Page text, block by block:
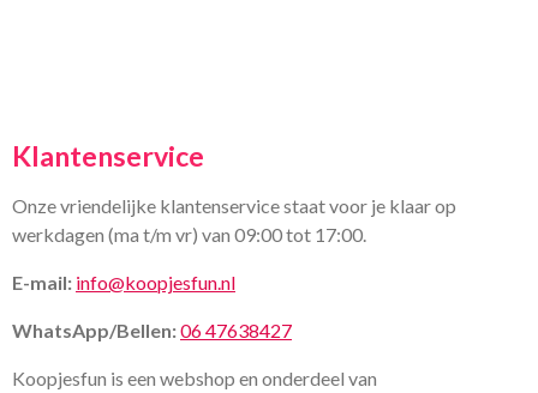
Klantenservice
Onze vriendelijke klantenservice staat voor je klaar op
werkdagen (ma t/m vr) van 09:00 tot 17:00.
E-mail: info@koopjesfun.nl
WhatsApp/Bellen:06 47638427
Koopjesfun is een webshop en onderdeel van